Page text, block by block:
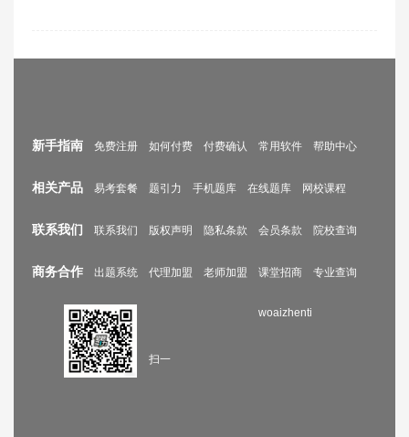
新手指南 免费注册 如何付费 付费确认 常用软件 帮助中心
相关产品 易考套餐 题引力 手机题库 在线题库 网校课程
联系我们 联系我们 版权声明 隐私条款 会员条款 院校查询
商务合作 出题系统 代理加盟 老师加盟 课堂招商 专业查询
扫一
woaizhenti